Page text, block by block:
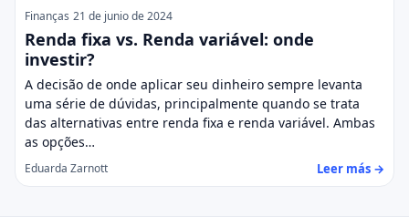
Finanças 21 de junio de 2024
Renda fixa vs. Renda variável: onde
investir?
A decisão de onde aplicar seu dinheiro sempre levanta
uma série de dúvidas, principalmente quando se trata
das alternativas entre renda fixa e renda variável. Ambas
as opções…
Eduarda Zarnott Leer más →